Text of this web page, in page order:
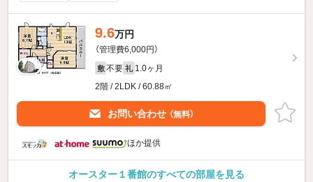
9.6万円
（管理費6,000円）
敷 不要 礼 1.0ヶ月
2階 / 2LDK / 60.88㎡
お問い合わせ （無料）
ほか提供
オースター１番館のすべての部屋を見る